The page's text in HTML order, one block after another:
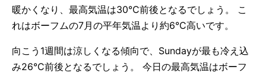
暖かくなり、最高気温は30°C前後となるでしょう。 こ
れはボーフムの7月の平年気温より約6°C高いです。
向こう1週間は涼しくなる傾向で、Sundayが最も冷え込
み26°C前後となるでしょう。 今日の最高気温はボーフ